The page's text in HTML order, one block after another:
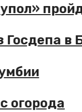
Госдепа в
огорода